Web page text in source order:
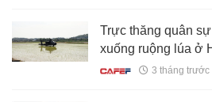
Trực thăng quân
xuống ruộng lúa ở
3 tháng trước